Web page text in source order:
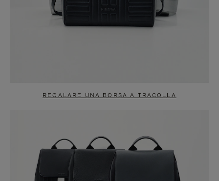
REGALARE UNA BORSA A TRACOLLA